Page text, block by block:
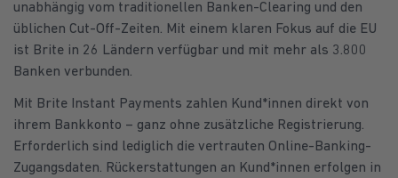
unabhängig vom traditionellen Banken-Clearing und den
üblichen Cut-Off-Zeiten. Mit einem klaren Fokus auf die EU
ist Brite in 26 Ländern verfügbar und mit mehr als 3.800
Banken verbunden.
Mit Brite Instant Payments zahlen Kund*innen direkt von
ihrem Bankkonto – ganz ohne zusätzliche Registrierung.
Erforderlich sind lediglich die vertrauten Online-Banking-
Zugangsdaten. Rückerstattungen an Kund*innen erfolgen in